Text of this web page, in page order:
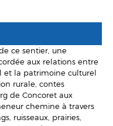
ce sentier, une
aux relations entre
et la patrimoine culturel
rurale, contes
de Concoret aux
chemine à travers
ruisseaux, prairies,